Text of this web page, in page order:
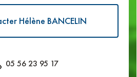
Hélène BANCELIN
05 56 23 95 17